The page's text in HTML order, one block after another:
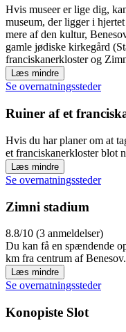
Hvis museer er lige dig,
museum, der ligger i
mere af den kultur,
gamle jødiske kirkegård
franciskanerkloster og
Læs mindre
Se overnatningssteder
Ruiner af et
Hvis du har planer om at
et franciskanerkloster blot
Læs mindre
Se overnatningssteder
Zimni stadium
8.8/10 (3 anmeldelser)
Du kan få en spændende
km fra centrum af Benesov.
Læs mindre
Se overnatningssteder
Konopiste Slot